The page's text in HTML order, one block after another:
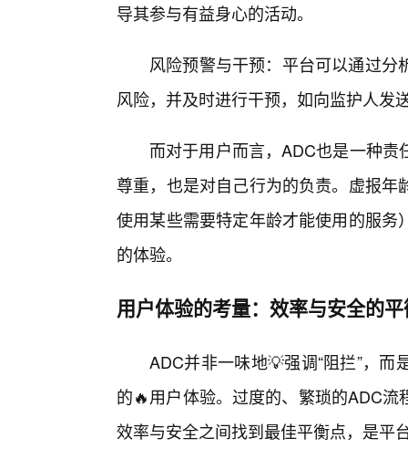
导其参与有益身心的活动。
风险预警与干预：平台可以通过
风险，并及时进行干预，如向监护人发
而对于用户而言，ADC也是一种
尊重，也是对自己行为的负责。虚报
使用某些需要特定年龄才能使用的服
的体验。
用户体验的考量：效率与安全的
ADC并非一味地💡强调“阻拦”，
的🔥用户体验。过度的、繁琐的ADC
效率与安全之间找到最佳平衡点，是平